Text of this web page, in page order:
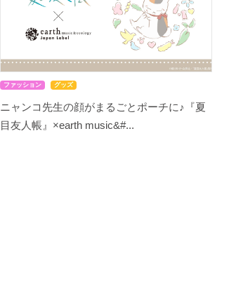
ファッション グッズ
ニャンコ先生の顔がまるごとポーチに♪『夏
目友人帳』×earth music&#...